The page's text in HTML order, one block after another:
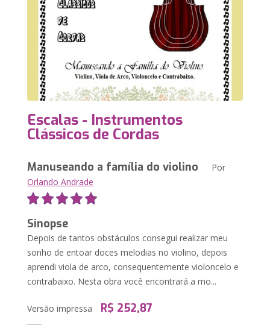
Escalas - Instrumentos
Clássicos de Cordas
Manuseando a família do violino Por
Orlando Andrade
Sinopse
Depois de tantos obstáculos consegui realizar meu
sonho de entoar doces melodias no violino, depois
aprendi viola de arco, consequentemente violoncelo e
contrabaixo. Nesta obra você encontrará a mo...
Versão impressa R$ 252,87